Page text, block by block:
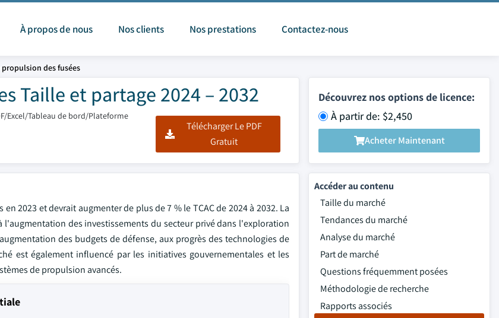
À propos de nous Nos clients Nos prestations Contactez-nous
propulsion des fusées
Taille et partage 2024 – 2032
Excel/Tableau de bord/Plateforme
Télécharger Le PDF
Gratuit
Découvrez nos options de licence:
À partir de: $2,450
Acheter Maintenant
2023 et devrait augmenter de plus de 7 % le TCAC de 2024 à 2032. La
des investissements du secteur privé dans l'exploration
des budgets de défense, aux progrès des technologies de
est également influencé par les initiatives gouvernementales et les
de propulsion avancés.
Accéder au contenu
Taille du marché
Tendances du marché
Analyse du marché
Part de marché
Questions fréquemment posées
Méthodologie de recherche
Rapports associés